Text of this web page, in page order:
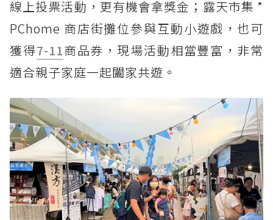
線上投票活動，更有機會拿獎金；露天市集 *
PChome 商店街攤位參與互動小遊戲，也可
獲得7-11商品券，現場活動相當豐富，非常
適合親子家庭一起闔家共遊。